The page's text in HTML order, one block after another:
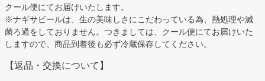
クール便にてお届けいたします。
※ナギサビールは、生の美味しさにこだわっている為、熱処理や減
菌ろ過をしておりません。つきましては、クール便にてお届けいた
しますので、商品到着後も必ず冷蔵保存してください。
【返品・交換について】